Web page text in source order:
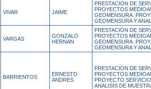
VIVAR JAIME
PRESTACION DE
PROYECTOS
GEOMENSURA.
GEOMENSURA Y
VARGAS
GONZALO
HERNAN
PRESTACION DE
PROYECTOS
GEOMENSURA.
GEOMENSURA Y
BARRIENTOS
ERNESTO
ANDRES
PRESTACION DE
PROYECTOS
PROYECTO
ANALISIS DE